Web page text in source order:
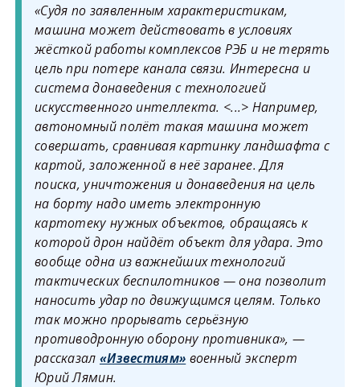
«Судя по заявленным характеристикам,
машина может действовать в условиях
жёсткой работы комплексов РЭБ и не терять
цель при потере канала связи. Интересна и
система донаведения с технологией
искусственного интеллекта. <...> Например,
автономный полёт такая машина может
совершать, сравнивая картинку ландшафта с
картой, заложенной в неё заранее. Для
поиска, уничтожения и донаведения на цель
на борту надо иметь электронную
картотеку нужных объектов, обращаясь к
которой дрон найдёт объект для удара. Это
вообще одна из важнейших технологий
тактических беспилотников — она позволит
наносить удар по движущимся целям. Только
так можно прорывать серьёзную
противодронную оборону противника», —
рассказал «Известиям» военный эксперт
Юрий Лямин.